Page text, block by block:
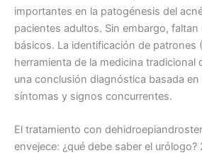
importantes en la patogénesis del
pacientes adultos. Sin embargo,
básicos. La identificación de patrones
herramienta de la medicina tradicional
una conclusión diagnóstica basada
síntomas y signos concurrentes.
El tratamiento con
envejece: ¿qué debe saber el urólogo?